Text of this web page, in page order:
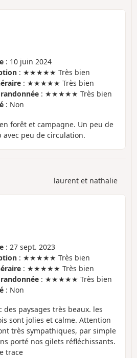
: 10 juin 2024
: ★★★★★ Très bien
: ★★★★★ Très bien
: ★★★★★ Très bien
: Non
forêt et campagne. Un peu de
peu de circulation.
laurent et nathalie
: 27 sept. 2023
: ★★★★★ Très bien
: ★★★★★ Très bien
: ★★★★★ Très bien
: Non
des paysages très beaux. les
sont jolies et calme. Attention
très sympathiques, par simple
porté nos gilets réfléchissants.
trace